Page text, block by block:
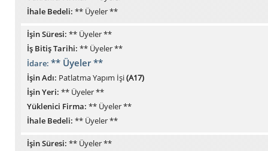
İhale Bedeli:** Üyeler **
İşin Süresi: ** Üyeler **
İş Bitiş Tarihi: ** Üyeler **
İdare: ** Üyeler **
İşin Adı: Patlatma Yapım İşi(A17)
İşin Yeri: ** Üyeler **
Yüklenici Firma: ** Üyeler **
İhale Bedeli: ** Üyeler **
İşin Süresi:** Üyeler **